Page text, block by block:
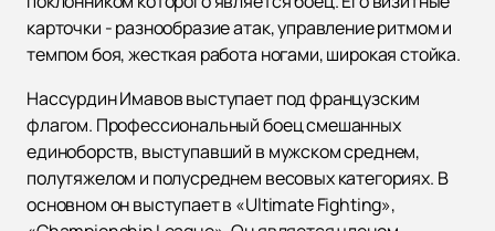
карточки - разнообразие атак, управление ритмом и
темпом боя, жесткая работа ногами, широкая стойка.
Нассурдин Имавов выступает под французским
флагом. Профессиональный боец смешанных
единоборств, выступавший в мужском среднем,
полутяжелом и полусреднем весовых категориях. В
основном он выступает в «Ultimate Fighting»,